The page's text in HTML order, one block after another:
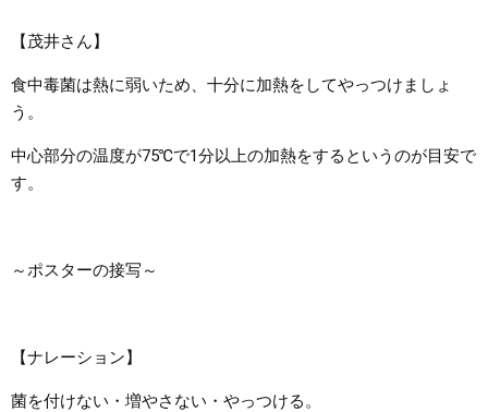
【茂井さん】
食中毒菌は熱に弱いため、十分に加熱をしてやっつけましょ
う。
中心部分の温度が75℃で1分以上の加熱をするというのが目安で
す。
～ポスターの接写～
【ナレーション】
菌を付けない・増やさない・やっつける。